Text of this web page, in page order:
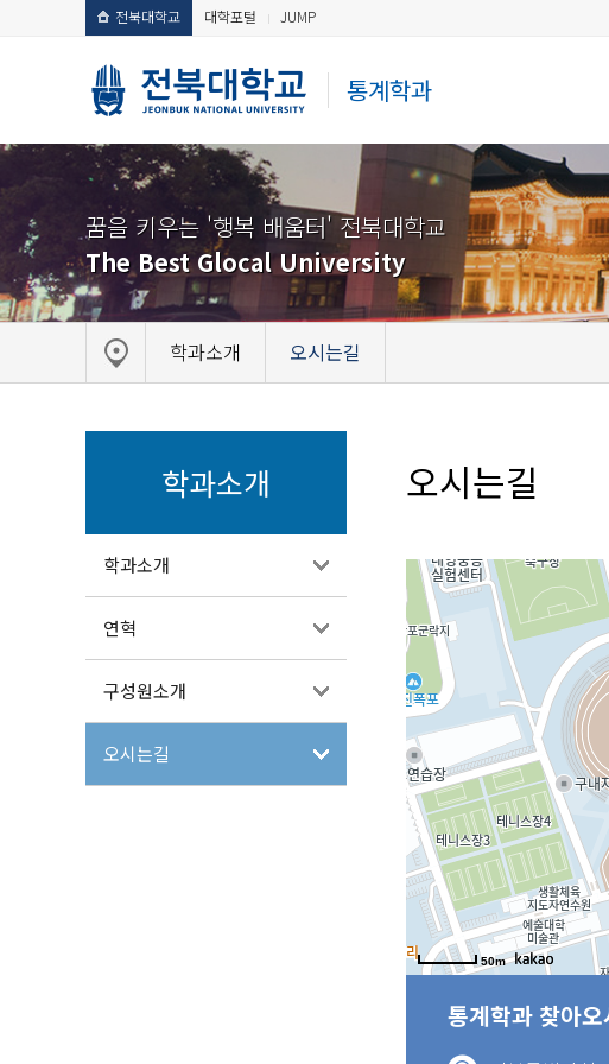
전북대학교 대학포털 JUMP
통계학과
꿈을 키우는 '행복 배움터' 전북대학교
The Best Glocal University
학과소개 오시는길
학과소개
학과소개
연혁
구성원소개
오시는길
오시는길
50m
통계학과 찾아